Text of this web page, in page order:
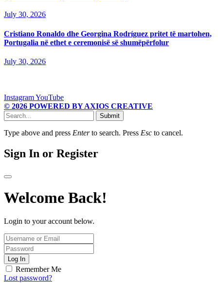
July 30, 2026
Cristiano Ronaldo dhe Georgina Rodríguez pritet të martohen,
Portugalia në ethet e ceremonisë së shumëpërfolur
July 30, 2026
InstagramYouTube
© 2026 POWERED BY AXIOS CREATIVE
Submit
Type above and press Enterto search. Press Esc to cancel.
Sign In or Register
Welcome Back!
Login to your account below.
Log In
Remember Me
Lost password?